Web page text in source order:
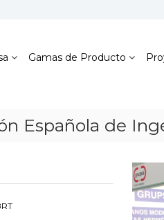
Gamas de Producto
Española de